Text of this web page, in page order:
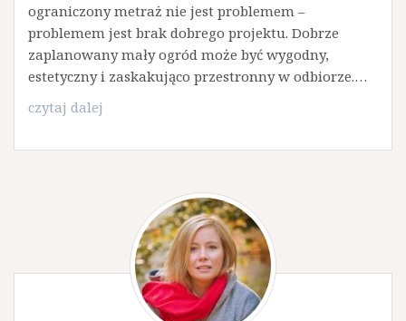
ograniczony metraż nie jest problemem –
problemem jest brak dobrego projektu. Dobrze
zaplanowany mały ogród może być wygodny,
estetyczny i zaskakująco przestronny w odbiorze.…
czytaj dalej
ogród
funkcjonalny?